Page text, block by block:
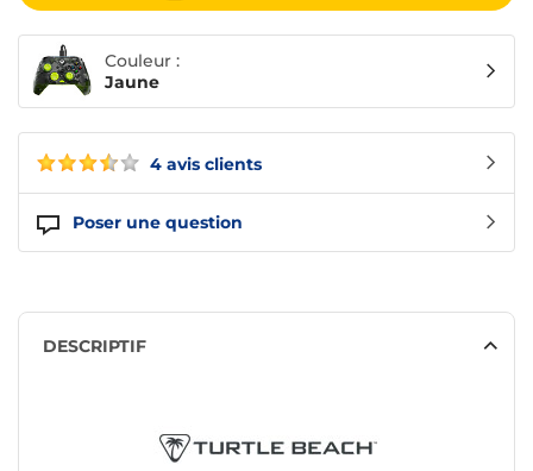
4 avis clients
Poser une question
Couleur :
Jaune
DESCRIPTIF